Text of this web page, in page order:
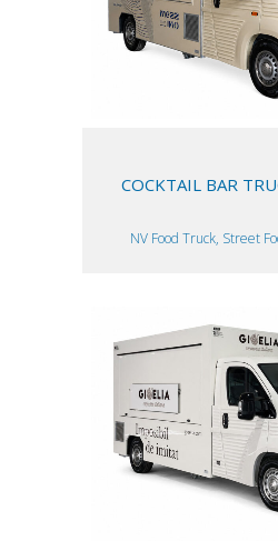
COCKTAIL BAR
NV Food Truck, Street